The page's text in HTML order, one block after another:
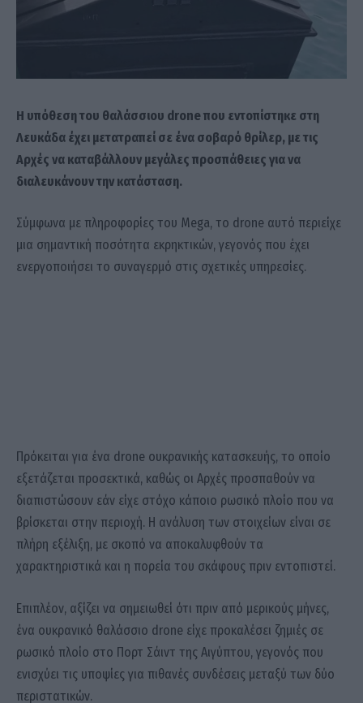
Η υπόθεση του θαλάσσιου drone που εντοπίστηκε στη
Λευκάδα έχει μετατραπεί σε ένα σοβαρό θρίλερ, με τις
Αρχές να καταβάλλουν μεγάλες προσπάθειες για να
διαλευκάνουν την κατάσταση.
Σύμφωνα με πληροφορίες του Mega, το drone αυτό περιείχε
μια σημαντική ποσότητα εκρηκτικών, γεγονός που έχει
ενεργοποιήσει το συναγερμό στις σχετικές υπηρεσίες.
Πρόκειται για ένα drone ουκρανικής κατασκευής, το οποίο
εξετάζεται προσεκτικά, καθώς οι Αρχές προσπαθούν να
διαπιστώσουν εάν είχε στόχο κάποιο ρωσικό πλοίο που να
βρίσκεται στην περιοχή. Η ανάλυση των στοιχείων είναι σε
πλήρη εξέλιξη, με σκοπό να αποκαλυφθούν τα
χαρακτηριστικά και η πορεία του σκάφους πριν εντοπιστεί.
Επιπλέον, αξίζει να σημειωθεί ότι πριν από μερικούς μήνες,
ένα ουκρανικό θαλάσσιο drone είχε προκαλέσει ζημιές σε
ρωσικό πλοίο στο Πορτ Σάιντ της Αιγύπτου, γεγονός που
ενισχύει τις υποψίες για πιθανές συνδέσεις μεταξύ των δύο
περιστατικών.